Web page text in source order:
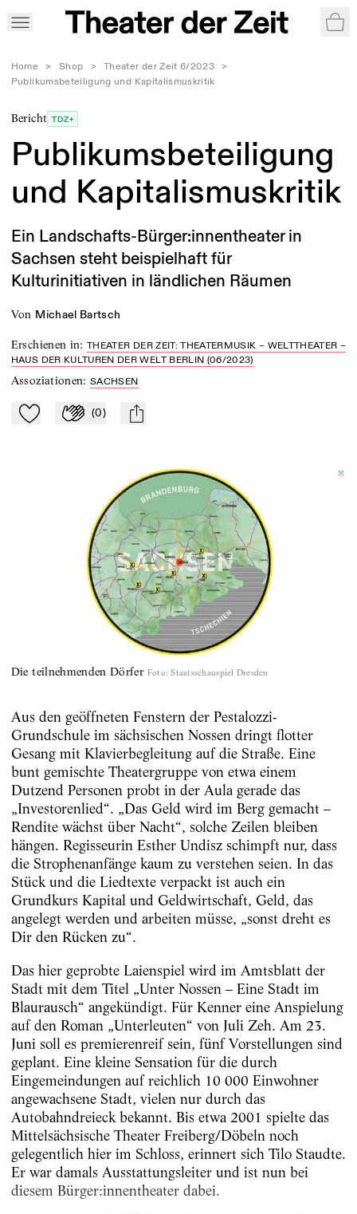
Home > Shop > Theater der Zeit 6/2023
>
Publikumsbeteiligung und Kapitalismuskritik
Bericht TDZ+
Publikumsbeteiligung
und Kapitalismuskritik
Ein Landschafts-Bürger:innentheater in
Sachsen steht beispielhaft für
Kulturinitiativen in ländlichen Räumen
von Michael Bartsch
Erschienen in:THEATER DER ZEIT: THEATERMUSIK – WELTTHEATER –
HAUS DER KULTUREN DER WELT BERLIN (06/2023)
Assoziationen:SACHSEN
Zu Mein-TdZ hinzufügen
Applaudieren
(0) mail
Die teilnehmenden Dörfer Foto: Staatsschauspiel Dresden
Aus den geöffneten Fenstern der Pestalozzi-
Grundschule im sächsischen Nossen dringt flotter
Gesang mit Klavierbegleitung auf die Straße. Eine
bunt gemischte Theatergruppe von etwa einem
Dutzend Personen probt in der Aula gerade das
„Investorenlied“. „Das Geld wird im Berg gemacht –
Rendite wächst über Nacht“, solche Zeilen bleiben
hängen. Regisseurin Esther Undisz schimpft nur, dass
die Strophenanfänge kaum zu verstehen seien. In das
Stück und die Liedtexte verpackt ist auch ein
Grundkurs Kapital und Geldwirtschaft, Geld, das
angelegt werden und arbeiten ­müsse, „sonst dreht es
Dir den Rücken zu“.
Das hier geprobte Laienspiel wird im Amtsblatt der
Stadt mit dem Titel „Unter Nossen – Eine Stadt im
Blaurausch“ angekündigt. Für Kenner eine Anspielung
auf den Roman „Unterleuten“ von Juli Zeh. Am 23.
Juni soll es premierenreif sein, fünf Vorstellungen sind
geplant. Eine kleine Sensation für die durch
Eingemeindungen auf reichlich 10 000 Einwohner
angewachsene Stadt, vielen nur durch das
Autobahndreieck bekannt. Bis etwa 2001 spielte das
Mittelsächsische Theater Freiberg/Döbeln noch
gelegentlich hier im Schloss, erinnert sich Tilo Staudte.
Er war damals Ausstattungsleiter und ist nun bei
diesem Bürger:innentheater dabei.